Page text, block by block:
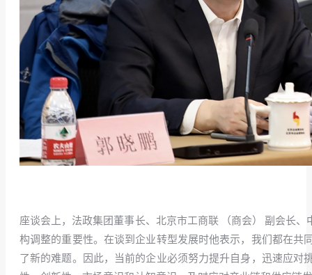
座谈会上，法政集团董事长、北京市工商联 （商会） 副会长
构调整的重要性。在谈到企业转型发展时他表示，我们都在
了新的难题。因此，当前的企业必须努力提升自身，迅速应